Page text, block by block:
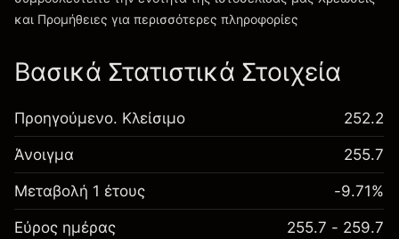
Χρεώσεις και Τέλη
και Προμήθειες για περισσότερες πληροφορίες
Βασικά Στατιστικά Στοιχεία
Προηγούμενο. Κλείσιμο 252.2
Άνοιγμα 255.7
Μεταβολή 1 έτους -9.71%
Εύρος ημέρας 255.7 - 259.7